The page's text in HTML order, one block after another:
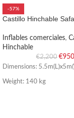
-57%
Castillo Hinchable
Inflables comerciales,
Hinchable
€2,200 €950
Dimensions:
Weight: 140 kg